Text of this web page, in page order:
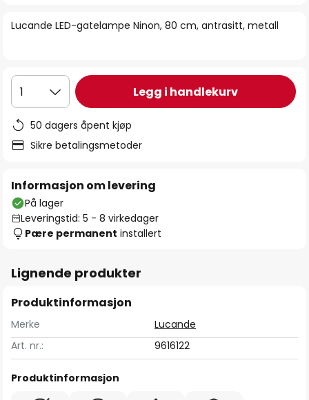
Lucande LED-gatelampe Ninon, 80 cm, antrasitt, metall
1 Legg i handlekurv
50 dagers åpent kjøp
Sikre betalingsmetoder
Informasjon om levering
På lager
Leveringstid: 5 - 8 virkedager
Pære permanent installert
Lignende produkter
Produktinformasjon
Merke
Lucande
Art. nr.:
9616122
Produktinformasjon